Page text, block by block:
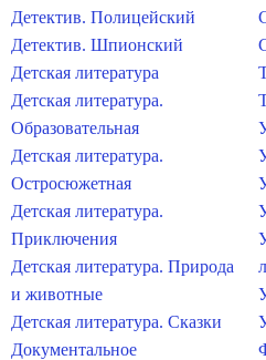
Детектив. Полицейский
Детектив. Шпионский
Детская литература
Детская литература.
Образовательная
Детская литература.
Остросюжетная
Детская литература.
Приключения
Детская литература. Природа
и животные
Детская литература. Сказки
Документальное